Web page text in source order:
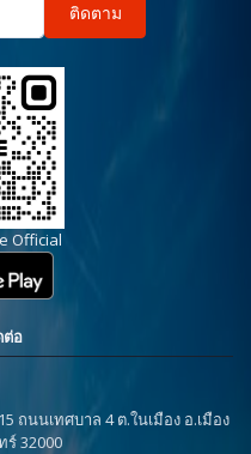
ติดตาม
Official
อ
ถนนเทศบาล 4 ต.ในเมือง อ.เมือง
32000